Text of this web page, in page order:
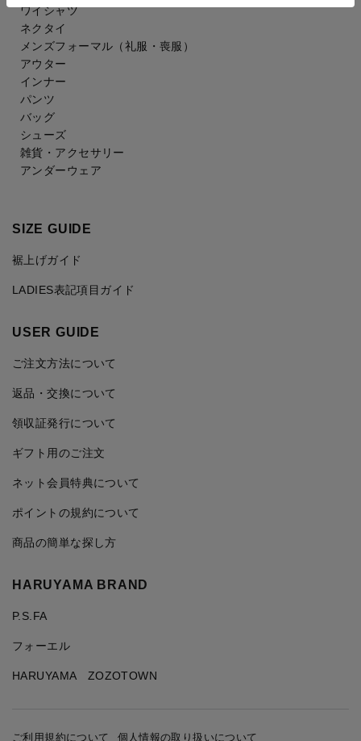
ワイシャツ
ネクタイ
メンズフォーマル （礼服・喪服）
アウター
インナー
パンツ
バッグ
シューズ
雑貨・アクセサリー
アンダーウェア
SIZE GUIDE
裾上げガイド
LADIES表記項目ガイド
USER GUIDE
ご注文方法について
返品・交換について
領収証発行について
ギフト用のご注文
ネット会員特典について
ポイントの規約について
商品の簡単な探し方
HARUYAMA BRAND
P.S.FA
フォーエル
HARUYAMA ZOZOTOWN
ご利用規約について 個人情報の取り扱いについて